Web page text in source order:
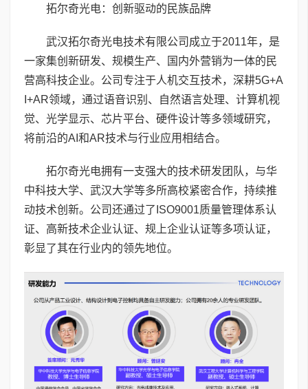
拓尔奇光电：创新驱动的民族品牌
武汉拓尔奇光电技术有限公司成立于2011年，是
一家集创新研发、规模生产、国内外营销为一体的民
营高科技企业。公司专注于人机交互技术，深耕5G+A
I+AR领域，通过语音识别、自然语言处理、计算机视
觉、光学显示、芯片平台、硬件设计等多领域研究，
将前沿的AI和AR技术与行业应用相结合。
拓尔奇光电拥有一支强大的技术研发团队，与华
中科技大学、武汉大学等多所高校紧密合作，持续推
动技术创新。公司还通过了ISO9001质量管理体系认
证、高新技术企业认证、规上企业认证等多项认证，
彰显了其在行业内的领先地位。